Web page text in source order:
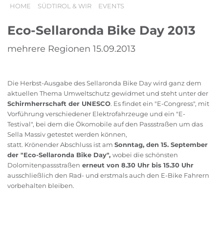
HOME SÜDTIROL & WIR EVENTS
Eco-Sellaronda Bike Day 2013
mehrere Regionen 15.09.2013
Die Herbst-Ausgabe des Sellaronda Bike Day wird ganz dem
aktuellen Thema Umweltschutz gewidmet und steht unter der
Schirmherrschaft der UNESCO. Es findet ein "E-Congress", mit
Vorführung verschiedener Elektrofahrzeuge und ein "E-
Testival", bei dem die Ökomobile auf den Passstraßen um das
Sella Massiv getestet werden können,
statt. Krönender Abschluss ist am Sonntag, den 15. September
der "Eco-Sellaronda Bike Day", wobei die schönsten
Dolomitenpassstraßen erneut von 8.30 Uhr bis 15.30 Uhr
ausschließlich den Rad- und erstmals auch den E-Bike Fahrern
vorbehalten bleiben.